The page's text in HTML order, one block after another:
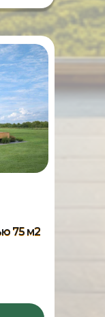
75 м2